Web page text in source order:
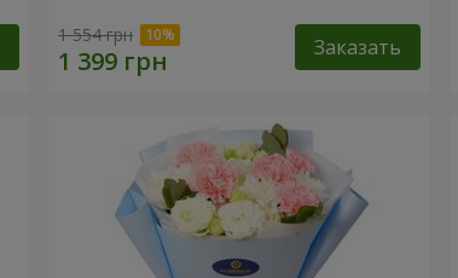
1 554 грн Заказать